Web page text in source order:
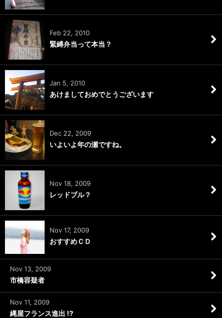
Feb 22, 2010
緊縛弁当って本当？
Jan 5, 2010
あけましておめでとうございます
Dec 22, 2009
いよいよ年の瀬ですね。
Nov 18, 2009
レッドブル？
Nov 17, 2009
おすすめＣＤ
Nov 13, 2009
市橋容疑者
Nov 11, 2009
縄屋フランス進出 !?